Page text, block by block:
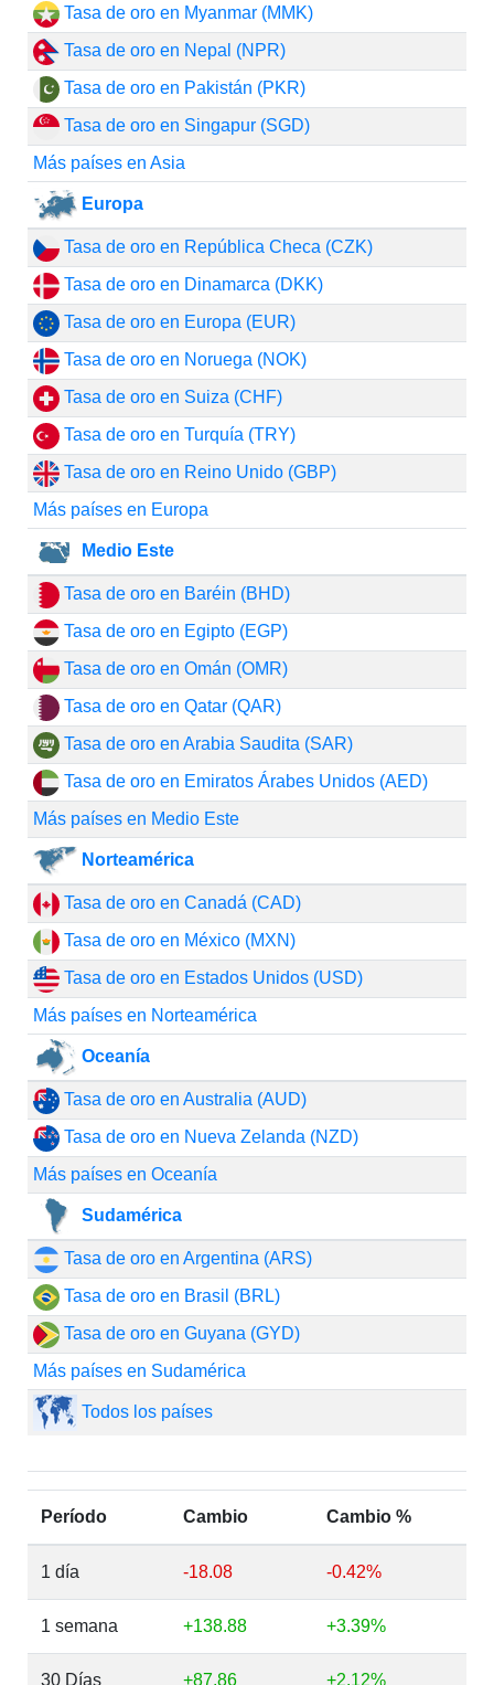
Tasa de oro en Myanmar (MMK)
Tasa de oro en Nepal (NPR)
Tasa de oro en Pakistán (PKR)
Tasa de oro en Singapur (SGD)
Más países en Asia
Europa
Tasa de oro en República Checa (CZK)
Tasa de oro en Dinamarca (DKK)
Tasa de oro en Europa (EUR)
Tasa de oro en Noruega (NOK)
Tasa de oro en Suiza (CHF)
Tasa de oro en Turquía (TRY)
Tasa de oro en Reino Unido (GBP)
Más países en Europa
Medio Este
Tasa de oro en Baréin (BHD)
Tasa de oro en Egipto (EGP)
Tasa de oro en Omán (OMR)
Tasa de oro en Qatar (QAR)
Tasa de oro en Arabia Saudita (SAR)
Tasa de oro en Emiratos Árabes Unidos (AED)
Más países en Medio Este
Norteamérica
Tasa de oro en Canadá (CAD)
Tasa de oro en México (MXN)
Tasa de oro en Estados Unidos (USD)
Más países en Norteamérica
Oceanía
Tasa de oro en Australia (AUD)
Tasa de oro en Nueva Zelanda (NZD)
Más países en Oceanía
Sudamérica
Tasa de oro en Argentina (ARS)
Tasa de oro en Brasil (BRL)
Tasa de oro en Guyana (GYD)
Más países en Sudamérica
Todos los países
Período Cambio Cambio %
1 día -18.08 -0.42%
1 semana +138.88 +3.39%
30 Días +87.86 +2.12%